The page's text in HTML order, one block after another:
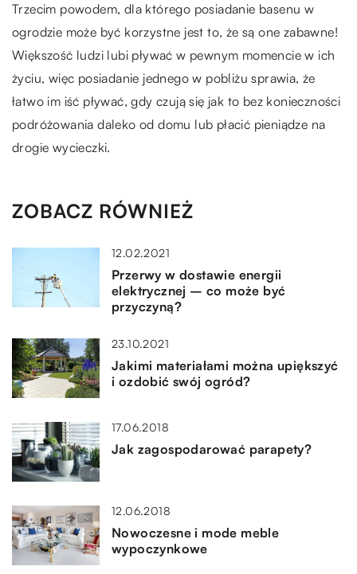
Trzecim powodem, dla którego posiadanie basenu w
ogrodzie może być korzystne jest to, że są one zabawne!
Większość ludzi lubi pływać w pewnym momencie w ich
życiu, więc posiadanie jednego w pobliżu sprawia, że
łatwo im iść pływać, gdy czują się jak to bez konieczności
podróżowania daleko od domu lub płacić pieniądze na
drogie wycieczki.
ZOBACZ RÓWNIEŻ
12.02.2021
Przerwy w dostawie energii
elektrycznej – co może być
przyczyną?
23.10.2021
Jakimi materiałami można upiększyć
i ozdobić swój ogród?
17.06.2018
Jak zagospodarować parapety?
12.06.2018
Nowoczesne i mode meble
wypoczynkowe